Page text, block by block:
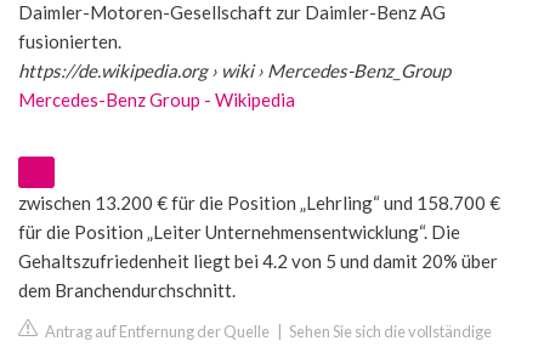
Daimler-Motoren-Gesellschaft zur Daimler-Benz AG
fusionierten.
https://de.wikipedia.org› wiki › Mercedes-Benz_Group
Mercedes-Benz Group - Wikipedia
zwischen 13.200 € für die Position „Lehrling“ und 158.700 €
für die Position „Leiter Unternehmensentwicklung“. Die
Gehaltszufriedenheit liegt bei 4.2 von 5 und damit 20% über
dem Branchendurchschnitt.
Antrag auf Entfernung der Quelle Sehen Sie sich die vollständige